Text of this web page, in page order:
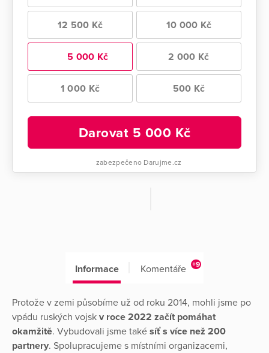
12 500 Kč 10 000 Kč
5 000 Kč 2 000 Kč
1 000 Kč 500 Kč
Darovat 5 000 Kč
zabezpečeno Darujme.cz
Informace Komentáře +9
Protože v zemi působíme už od roku 2014, mohli jsme po
vpádu ruských vojsk v roce 2022 začít pomáhat
okamžitě. Vybudovali jsme také síť s více než 200
partnery. Spolupracujeme s místními organizacemi,